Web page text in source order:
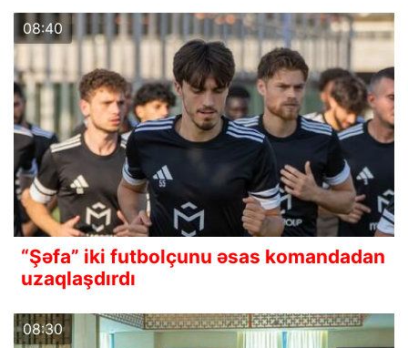
08:40
“Şəfa” iki futbolçunu əsas komandadan
uzaqlaşdırdı
08:30